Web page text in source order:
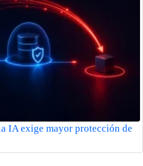
IA exige mayor protección de